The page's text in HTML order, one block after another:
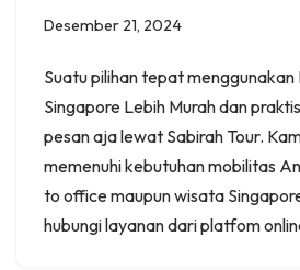
Desember 21, 2024
Suatu pilihan tepat menggunakan
Singapore Lebih Murah dan
pesan aja lewat Sabirah Tour.
memenuhi kebutuhan mobilitas
to office maupun wisata
hubungi layanan dari platfom